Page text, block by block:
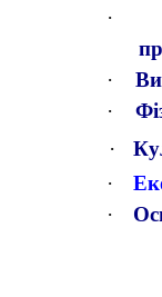
·
·
·
·
·
·